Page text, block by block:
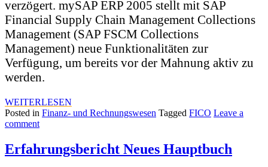
verzögert. mySAP ERP 2005 stellt mit SAP
Financial Supply Chain Management Collections
Management (SAP FSCM Collections
Management) neue Funktionalitäten zur
Verfügung, um bereits vor der Mahnung aktiv zu
werden.
WEITERLESEN
Posted in Finanz- und Rechnungswesen Tagged FICO Leave a
comment
Erfahrungsbericht Neues Hauptbuch